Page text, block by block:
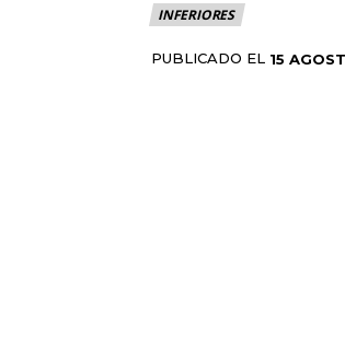
INFERIORES
PUBLICADO EL 15